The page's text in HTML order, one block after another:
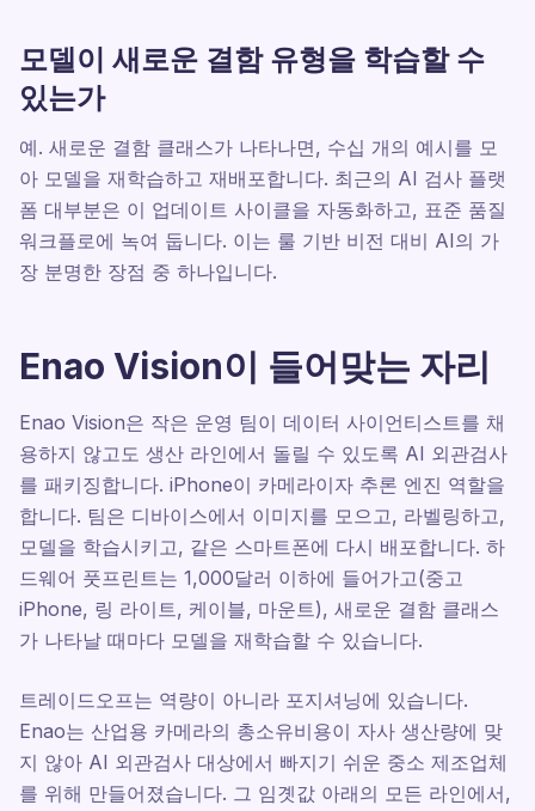
모델이 새로운 결함 유형을 학습할 수
있는가
예. 새로운 결함 클래스가 나타나면, 수십 개의 예시를 모
아 모델을 재학습하고 재배포합니다. 최근의 AI 검사 플랫
폼 대부분은 이 업데이트 사이클을 자동화하고, 표준 품질
워크플로에 녹여 둡니다. 이는 룰 기반 비전 대비 AI의 가
장 분명한 장점 중 하나입니다.
Enao Vision이 들어맞는 자리
Enao Vision은 작은 운영 팀이 데이터 사이언티스트를 채
용하지 않고도 생산 라인에서 돌릴 수 있도록 AI 외관검사
를 패키징합니다. iPhone이 카메라이자 추론 엔진 역할을
합니다. 팀은 디바이스에서 이미지를 모으고, 라벨링하고,
모델을 학습시키고, 같은 스마트폰에 다시 배포합니다. 하
드웨어 풋프린트는 1,000달러 이하에 들어가고(중고
iPhone, 링 라이트, 케이블, 마운트), 새로운 결함 클래스
가 나타날 때마다 모델을 재학습할 수 있습니다.
트레이드오프는 역량이 아니라 포지셔닝에 있습니다.
Enao는 산업용 카메라의 총소유비용이 자사 생산량에 맞
지 않아 AI 외관검사 대상에서 빠지기 쉬운 중소 제조업체
를 위해 만들어졌습니다. 그 임곗값 아래의 모든 라인에서,